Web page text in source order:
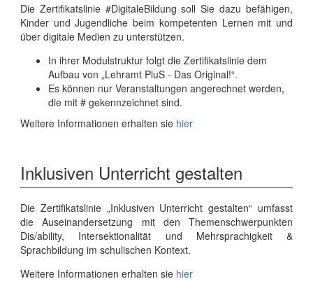
Die Zertifikatslinie #DigitaleBildung soll Sie dazu befähigen,
Kinder und Jugendliche beim kompetenten Lernen mit und
über digitale Medien zu unterstützen.
In ihrer Modulstruktur folgt die Zertifikatslinie dem
Aufbau von „Lehramt PluS - Das Original!“.
Es können nur Veranstaltungen angerechnet werden,
die mit # gekennzeichnet sind.
Weitere Informationen erhalten sie hier
Inklusiven Unterricht gestalten
Die Zertifikatslinie „Inklusiven Unterricht gestalten“ umfasst
die Auseinandersetzung mit den Themenschwerpunkten
Dis/ability, Intersektionalität und Mehrsprachigkeit &
Sprachbildung im schulischen Kontext.
Weitere Informationen erhalten sie hier